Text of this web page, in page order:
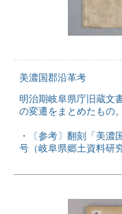
美濃国郡沿革考
明治期岐阜県庁旧蔵
の変遷をまとめたもの。
・〔参考〕翻刻「美濃
号（岐阜県郷土資料研